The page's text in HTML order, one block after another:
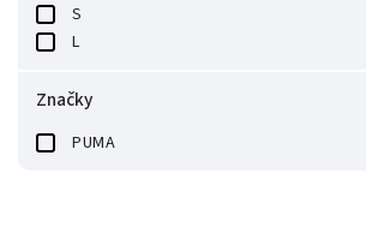
Značky
PUMA
S
L